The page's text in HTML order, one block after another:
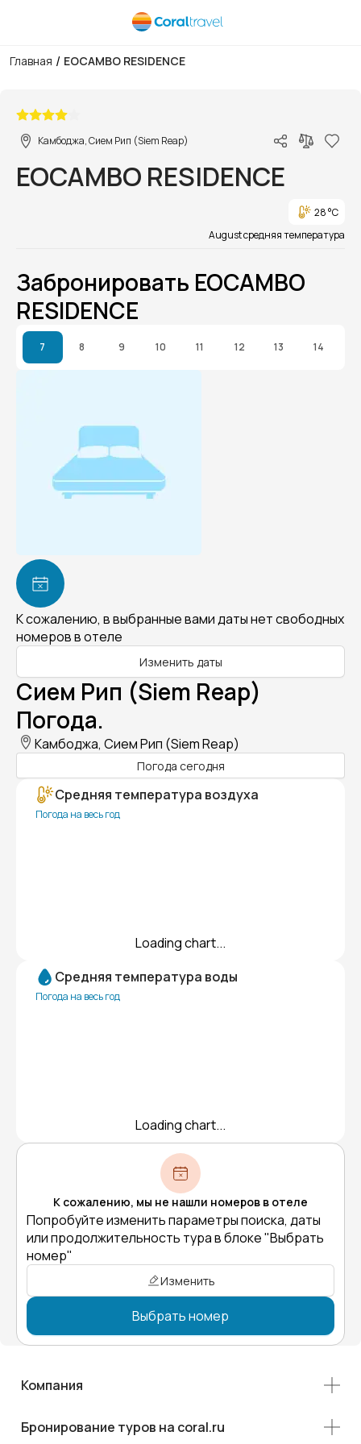
Главная / EOCAMBO RESIDENCE
Камбоджа, Сием Рип (Siem Reap)
EOCAMBO RESIDENCE
28 °C
August средняя температура
Забронировать EOCAMBO
RESIDENCE
7 8 9 10 11 12 13 14
К сожалению, в выбранные вами даты нет свободных
номеров в отеле
Изменить даты
Сием Рип (Siem Reap)
Погода.
Камбоджа, Сием Рип (Siem Reap)
Погода сегодня
Средняя температура воздуха
Погода на весь год
Loading chart...
Средняя температура воды
Погода на весь год
Loading chart...
К сожалению, мы не нашли номеров в отеле
Попробуйте изменить параметры поиска, даты
или продолжительность тура в блоке "Выбрать
номер"
Изменить
Выбрать номер
Компания
Бронирование туров на coral.ru